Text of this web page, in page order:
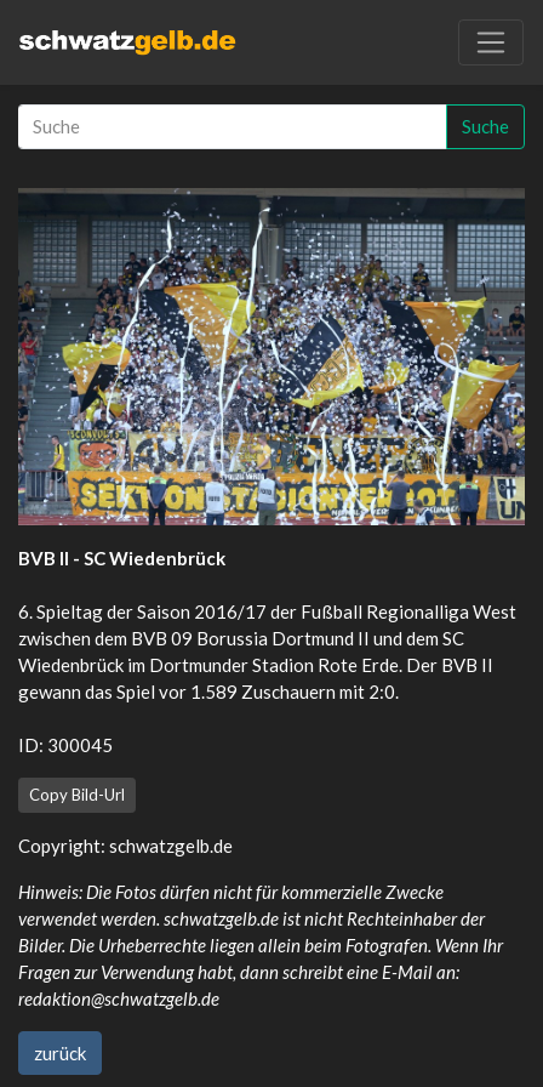
Suche
BVB II - SC Wiedenbrück
6. Spieltag der Saison 2016/17 der Fußball Regionalliga West
zwischen dem BVB 09 Borussia Dortmund II und dem SC
Wiedenbrück im Dortmunder Stadion Rote Erde. Der BVB II
gewann das Spiel vor 1.589 Zuschauern mit 2:0.
ID: 300045
Copy Bild-Url
Copyright: schwatzgelb.de
Hinweis: Die Fotos dürfen nicht für kommerzielle Zwecke
verwendet werden. schwatzgelb.de ist nicht Rechteinhaber der
Bilder. Die Urheberrechte liegen allein beim Fotografen. Wenn Ihr
Fragen zur Verwendung habt, dann schreibt eine E-Mail an:
redaktion@schwatzgelb.de
zurück